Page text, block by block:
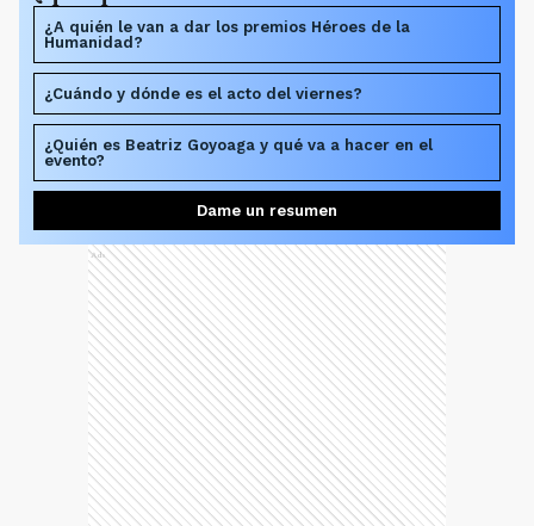
¿A quién le van a dar los premios Héroes de la
Humanidad?
¿Cuándo y dónde es el acto del viernes?
¿Quién es Beatriz Goyoaga y qué va a hacer en el
evento?
Dame un resumen
Ads